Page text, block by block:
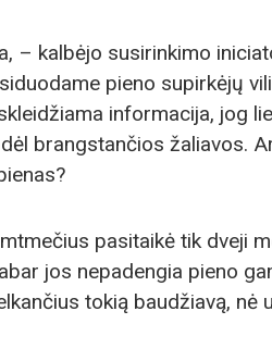
– kalbėjo susirinkimo
pieno supirkėjų
informacija, jog
brangstančios žaliavos.
pasitaikė tik dveji
jos nepadengia pieno
tokią baudžiavą, nė